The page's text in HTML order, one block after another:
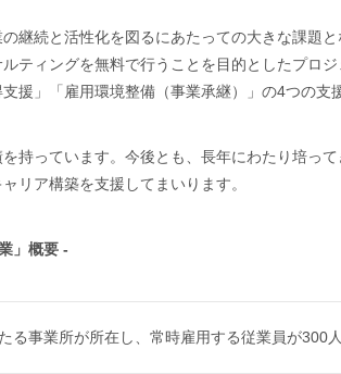
継続と活性化を図るにあたっての大きな課題
ティングを無料で行うことを目的としたプロ
援」「雇用環境整備（事業承継）」の4つの支
持っています。今後とも、長年にわたり培っ
リア構築を支援してまいります。
」概要 -
る事業所が所在し、常時雇用する従業員が300